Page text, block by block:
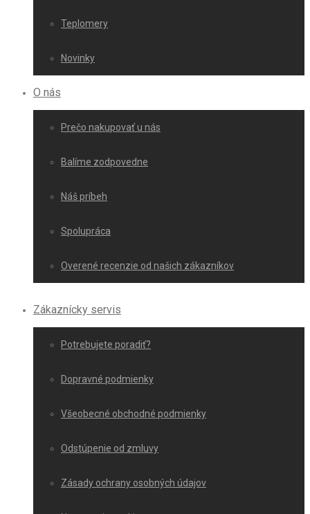
Teplomery
Novinky
O nás
Prečo nakupovať u nás
Balíme zodpovedne
Náš príbeh
Spolupráca
Overené recenzie od našich zákazníkov
Zákaznícky servis
Potrebujete poradiť?
Dopravné podmienky
Všeobecné obchodné podmienky
Odstúpenie od zmluvy
Zásady ochrany osobných údajov